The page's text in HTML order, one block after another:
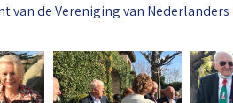
van de Vereniging van